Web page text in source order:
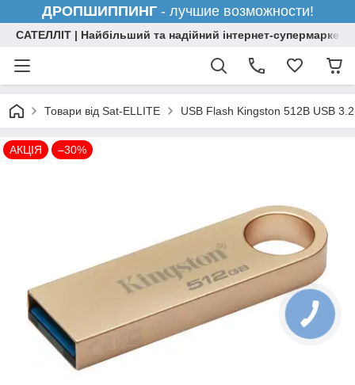
ДРОПШИППИНГ- лучшие возможности!
САТЕЛЛІТ | Найбільший та надійний інтернет-супермаркет
Товари від Sat-ELLITE USB Flash Kingston 512B USB
АКЦІЯ –30%
КНОПКА
ЗВ'ЯЗКУ